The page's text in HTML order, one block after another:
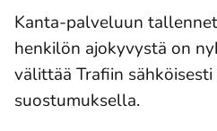
Kanta-palveluun
henkilön ajokyvystä on
välittää Trafiin sähköisesti
suostumuksella.